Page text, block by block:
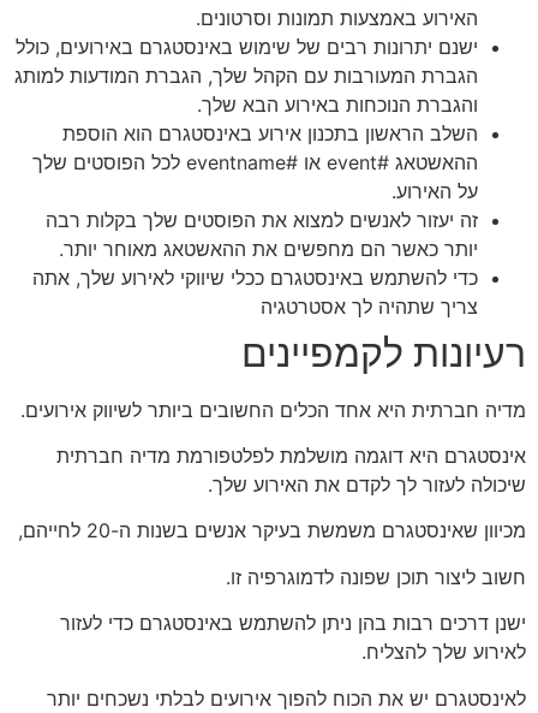
האירוע באמצעות תמונות וסרטונים.
ישנם יתרונות רבים של שימוש באינסטגרם באירועים, כולל
הגברת המעורבות עם הקהל שלך, הגברת המודעות למותג
והגברת הנוכחות באירוע הבא שלך.
השלב הראשון בתכנון אירוע באינסטגרם הוא הוספת
ההאשטאג #event או #eventname לכל הפוסטים שלך
על האירוע.
זה יעזור לאנשים למצוא את הפוסטים שלך בקלות רבה
יותר כאשר הם מחפשים את ההאשטאג מאוחר יותר.
כדי להשתמש באינסטגרם ככלי שיווקי לאירוע שלך, אתה
צריך שתהיה לך אסטרטגיה
רעיונות לקמפיינים
מדיה חברתית היא אחד הכלים החשובים ביותר לשיווק אירועים.
אינסטגרם היא דוגמה מושלמת לפלטפורמת מדיה חברתית
שיכולה לעזור לך לקדם את האירוע שלך.
מכיוון שאינסטגרם משמשת בעיקר אנשים בשנות ה-20 לחייהם,
חשוב ליצור תוכן שפונה לדמוגרפיה זו.
ישנן דרכים רבות בהן ניתן להשתמש באינסטגרם כדי לעזור
לאירוע שלך להצליח.
לאינסטגרם יש את הכוח להפוך אירועים לבלתי נשכחים יותר